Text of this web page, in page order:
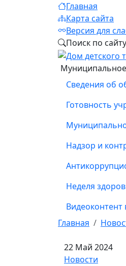
Главная
Карта сайта
Версия для
Поиск по сайту
Сведения об
Готовность
Надзор и
Неделя
Главная
22 Май 2024
Новости